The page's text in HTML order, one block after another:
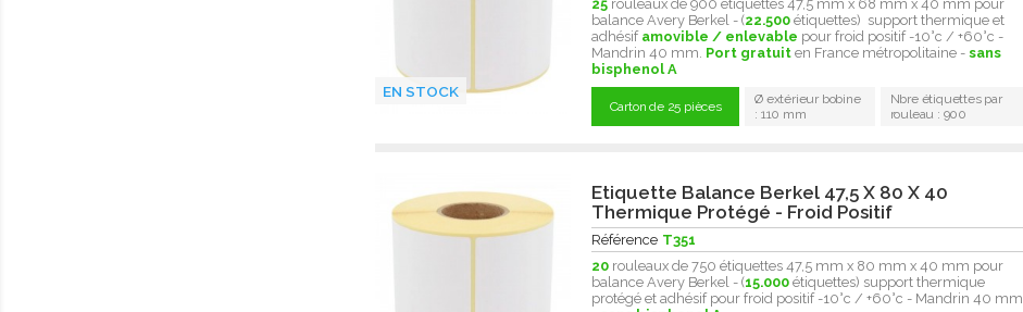
EN STOCK
25 rouleaux de 900 étiquettes 47,5 mm x 68 mm x 40 mm pour
balance Avery Berkel - (22.500 étiquettes) support thermique et
adhésif amovible / enlevable pour froid positif -10°c / +60°c -
Mandrin 40 mm. Port gratuit en France métropolitaine -sans
bisphenol A
Carton de 25 pièces
Ø extérieur bobine
: 110 mm
Nbre étiquettes par
rouleau : 900
Etiquette Balance Berkel 47,5 X 80 X 40
Thermique Protégé - Froid Positif
Référence T351
20 rouleaux de 750 étiquettes 47,5 mm x 80 mm x 40 mm pour
balance Avery Berkel - (15.000 étiquettes) support thermique
protégé et adhésif pour froid positif -10°c / +60°c - Mandrin 40 mm